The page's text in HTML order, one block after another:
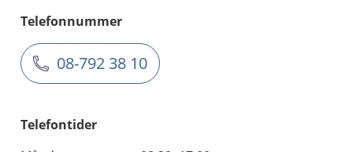
Telefonnummer
08-792 38 10
Telefontider